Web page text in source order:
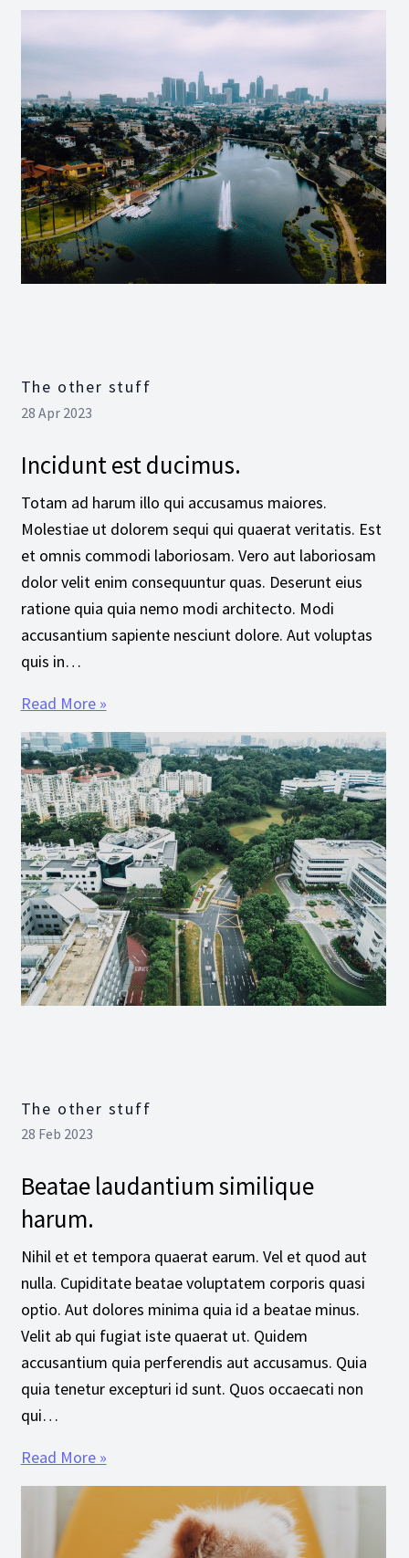
The other stuff
28 Apr 2023
Incidunt est ducimus.
Totam ad harum illo qui accusamus maiores.
Molestiae ut dolorem sequi qui quaerat veritatis. Est
et omnis commodi laboriosam. Vero aut laboriosam
dolor velit enim consequuntur quas. Deserunt eius
ratione quia quia nemo modi architecto. Modi
accusantium sapiente nesciunt dolore. Aut voluptas
quis in…
Read More »
The other stuff
28 Feb 2023
Beatae laudantium similique
harum.
Nihil et et tempora quaerat earum. Vel et quod aut
nulla. Cupiditate beatae voluptatem corporis quasi
optio. Aut dolores minima quia id a beatae minus.
Velit ab qui fugiat iste quaerat ut. Quidem
accusantium quia perferendis aut accusamus. Quia
quia tenetur excepturi id sunt. Quos occaecati non
qui…
Read More »